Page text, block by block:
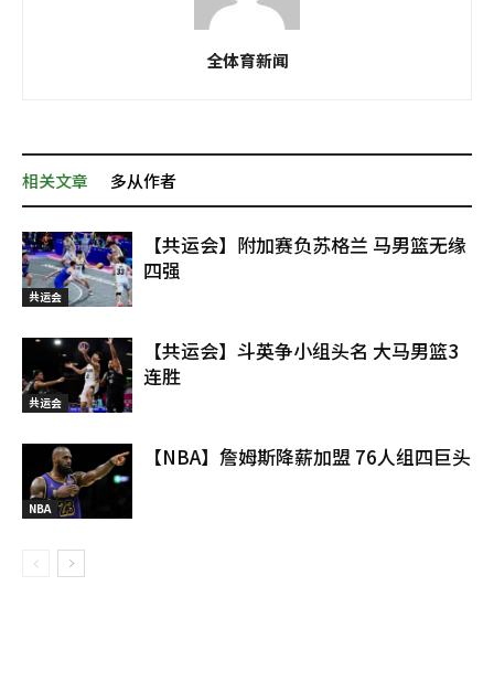
全体育新闻
相关文章 多从作者
共运会
【共运会】附加赛负苏格兰 马男篮无缘
四强
共运会
【共运会】斗英争小组头名 大马男篮3
连胜
NBA
【NBA】詹姆斯降薪加盟 76人组四巨头